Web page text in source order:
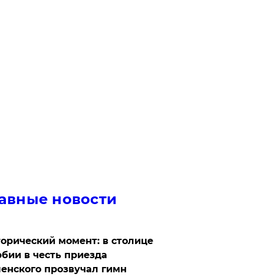
новости
момент: в столице
в честь приезда
прозвучал гимн